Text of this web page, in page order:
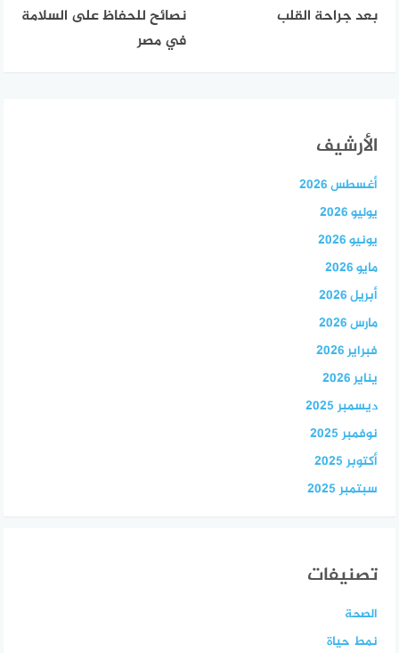
بعد جراحة القلب
نصائح للحفاظ على السلامة
في مصر
الأرشيف
أغسطس 2026
يوليو 2026
يونيو 2026
مايو 2026
أبريل 2026
مارس 2026
فبراير 2026
يناير 2026
ديسمبر 2025
نوفمبر 2025
أكتوبر 2025
سبتمبر 2025
تصنيفات
الصحة
نمط حياة